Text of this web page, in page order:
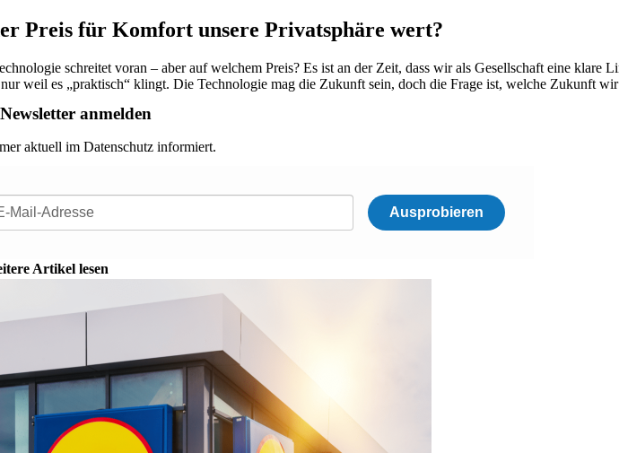
Preis für Komfort unsere Privatsphäre wert?
schreitet voran – aber auf welchem Preis? Es ist an der Zeit, dass wir als Gesellschaft eine
nur weil es „praktisch“ klingt. Die Technologie mag die Zukunft sein, doch die Frage ist, welche Zukunft
anmelden
aktuell im Datenschutz informiert.
Ausprobieren
Artikel lesen